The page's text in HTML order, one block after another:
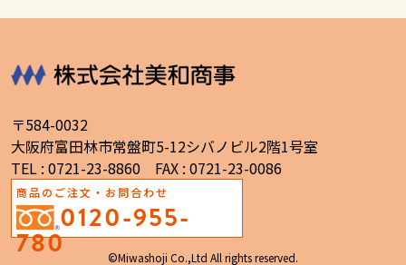
〒584-0032
大阪府富田林市常盤町5-12シバノビル2階1号室
TEL : 0721-23-8860 FAX : 0721-23-0086
商品のご注文・お問合わせ
0120-955-
780 ©Miwashoji Co.,Ltd All rights reserved.